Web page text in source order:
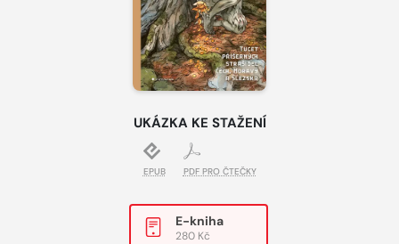
UKÁZKA KE STAŽENÍ
EPUB PDF PRO ČTEČKY
E-kniha
280 Kč